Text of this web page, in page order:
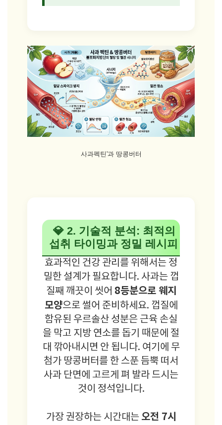
사과펙틴'과 땅콩버터
💎 2. 기술적 분석: 최적의
섭취 타이밍과 정밀 레시피
효과적인 건강 관리를 위해서는 정
밀한 설계가 필요합니다. 사과는 껍
질째 깨끗이 씻어 8등분으로 웨지
모양으로 썰어 준비하세요. 껍질에
함유된 우르솔산 성분은 근육 손실
을 막고 지방 연소를 돕기 때문에 절
대 깎아내시면 안 됩니다. 여기에 무
첨가 땅콩버터를 한 스푼 듬뿍 떠서
사과 단면에 고르게 펴 발라 드시는
것이 정석입니다.
가장 권장하는 시간대는 오전 7시